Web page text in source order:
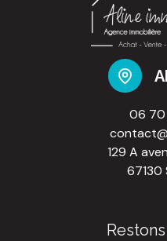
06
129 A
67130